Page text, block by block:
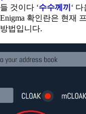
들 것이다 ‘수수께끼 ‘
Enigma 확인란은 현재
방법입니다.